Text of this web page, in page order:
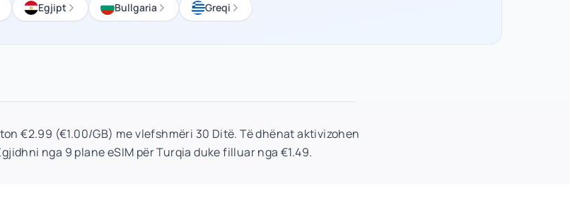
Egjipt Bullgaria Greqi
€2.99 (€1.00/GB) me vlefshmëri 30 Ditë. Të dhënat aktivizohen
nga 9 plane eSIM për Turqia duke filluar nga €1.49.